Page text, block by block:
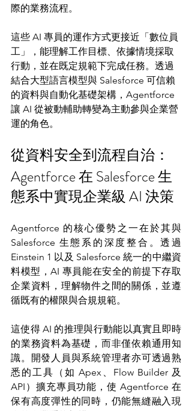
際的業務流程。
這些 AI 專員的運作方式更接近「數位員
工」，能理解工作目標、依據情境採取
行動，並在既定規範下完成任務。透過
結合大型語言模型與 Salesforce 可信賴
的資料與自動化基礎架構，Agentforce
讓 AI 從被動輔助轉變為主動參與企業營
運的角色。
從資料安全到流程自治：
Agentforce 在 Salesforce 生
態系中實現企業級 AI 決策
Agentforce 的核心優勢之一在於其與
Salesforce 生態系的深度整合。透過
Einstein 1 以及 Salesforce 統一的中繼資
料模型，AI 專員能在安全的前提下存取
企業資料，理解物件之間的關係，並遵
循既有的權限與合規規範。
這使得 AI 的推理與行動能以真實且即時
的業務資料為基礎，而非僅依賴通用知
識。開發人員與系統管理者亦可透過熟
悉的工具（如 Apex、Flow Builder 及
API）擴充專員功能，使 Agentforce 在
保有高度彈性的同時，仍能無縫融入現